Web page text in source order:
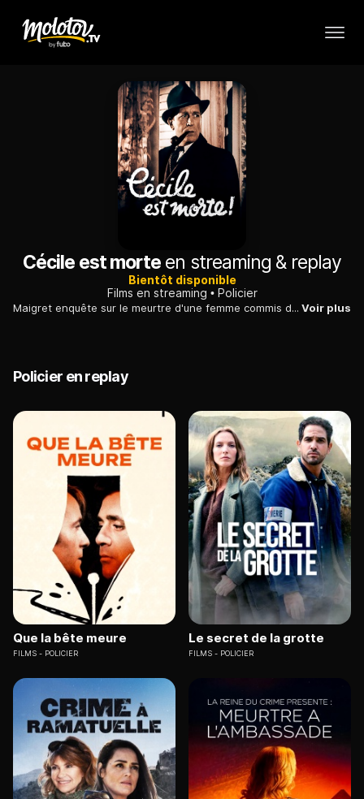
Cécile est morte en streaming & replay
Bientôt disponible
Films en streaming
Policier
Maigret enquête sur le meurtre d'une femme commis dans les locaux de la PJ. La victime avait pourtant attiré l'attention sur des menaces qui pesaient sur elle... Voir plus
Policier en replay
Que la bête meure
FILMS POLICIER
Le secret de la grotte
FILMS POLICIER